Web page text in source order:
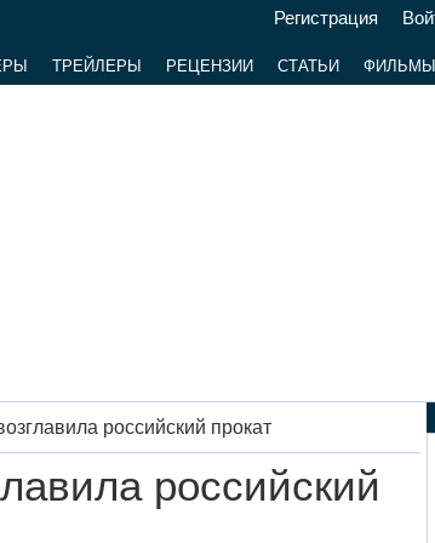
Регистрация
ТРЕЙЛЕРЫ РЕЦЕНЗИИ СТАТЬИ ФИЛЬМЫ
российский прокат
российский